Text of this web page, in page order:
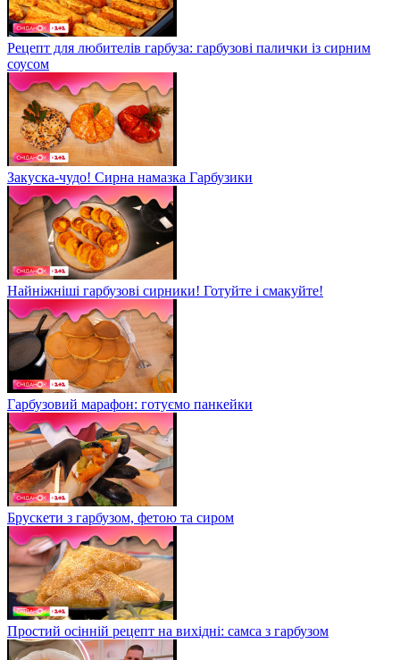
Рецепт для любителів гарбуза: гарбузові палички із сирним
соусом
Закуска-чудо! Сирна намазка Гарбузики
Найніжніші гарбузові сирники! Готуйте і смакуйте!
Гарбузовий марафон: готуємо панкейки
Брускети з гарбузом, фетою та сиром
Простий осінній рецепт на вихідні: самса з гарбузом